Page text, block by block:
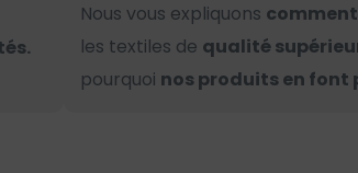
Nous vous expliquons
les textiles de qualité
pourquoi nos produits en font